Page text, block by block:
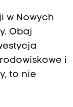
w Nowych
Obaj
i
to nie